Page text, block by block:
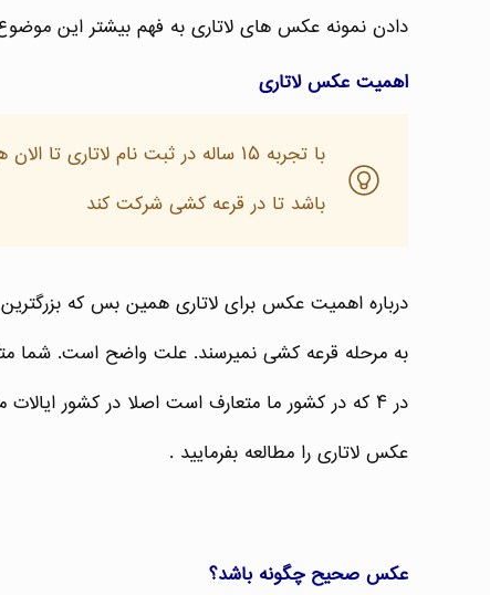
دادن نمونه عکس های لاتاری به فهم بیشتر این
اهمیت عکس لاتاری
با تجربه ۱۵ ساله در ثبت نام
باشد تا در قرعه کشی شرکت کند
در ۴ که در کشور ما متعارف است اصلا در کشور
عکس لاتاری را مطالعه بفرمایید .
عکس صحیح چگونه باشد؟